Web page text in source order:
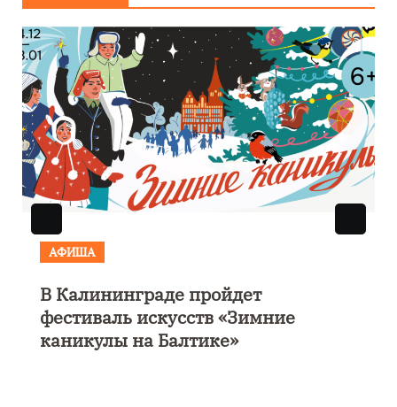
АФИША
В Калининграде пройдет
фестиваль искусств «Зимние
каникулы на Балтике»